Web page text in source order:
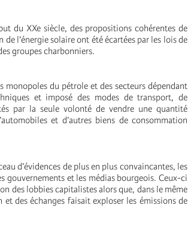
du XXe siècle, des propositions cohérentes de
l’énergie solaire ont été écartées par les lois de
groupes charbonniers.
du pétrole et des secteurs dépendant
et imposé des modes de transport, de
par la seule volonté de vendre une quantité
et d’autres biens de consommation
d’évidences de plus en plus convaincantes, les
gouvernements et les médias bourgeois. Ceux-ci
des lobbies capitalistes alors que, dans le même
des échanges faisait exploser les émissions de